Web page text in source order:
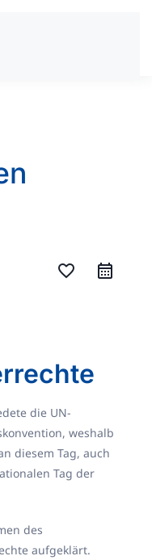
favorite_border
die UN-
weshalb
diesem Tag, auch
Tag der
des
aufgeklärt.